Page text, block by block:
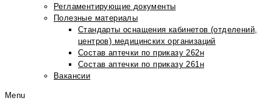
Регламентирующие документы
Полезные материалы
Стандарты оснащения кабинетов (отделений,
центров) медицинских организаций
Состав аптечки по приказу 262н
Состав аптечки по приказу 261н
Вакансии
Menu